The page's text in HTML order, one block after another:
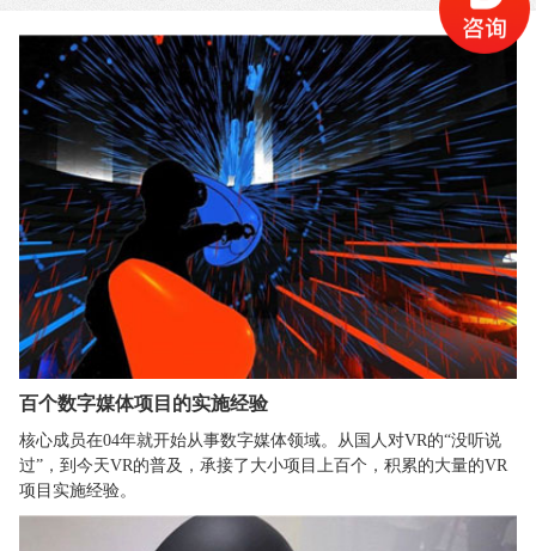
百个数字媒体项目的实施经验
核心成员在04年就开始从事数字媒体领域。从国人对VR的“没听说
过”，到今天VR的普及，承接了大小项目上百个，积累的大量的VR
项目实施经验。